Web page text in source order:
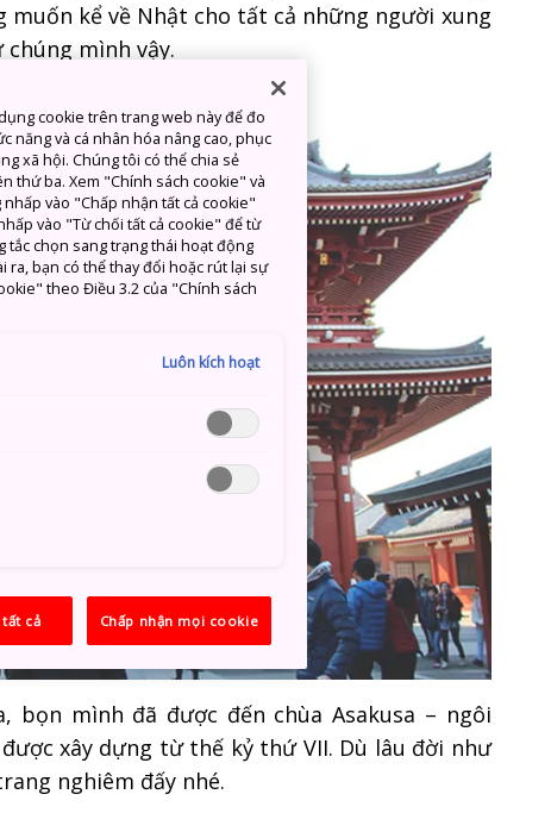
muốn kể về Nhật cho tất cả những người xung
mình vậy.
bọn mình đã được đến chùa Asakusa – ngôi
xây dựng từ thế kỷ thứ VII. Dù lâu đời như
nghiêm đấy nhé.
cookie trên trang web này để đo
năng và cá nhân hóa nâng cao, phục
xã hội. Chúng tôi có thể chia sẻ
thứ ba. Xem "Chính sách cookie" và
vào "Chấp nhận tất cả cookie"
vào "Từ chối tất cả cookie" để từ
tắc chọn sang trạng thái hoạt động
ra, bạn có thể thay đổi hoặc rút lại sự
theo Điều 3.2 của "Chính sách
Luôn kích hoạt
cả Chấp nhận mọi cookie